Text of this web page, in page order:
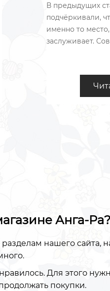
В предыдущих
подчёркивали,
именно то
заслуживает.
можно
продвинуться в
Анга-Ра?
нашего сайта,
Для этого
покупки.